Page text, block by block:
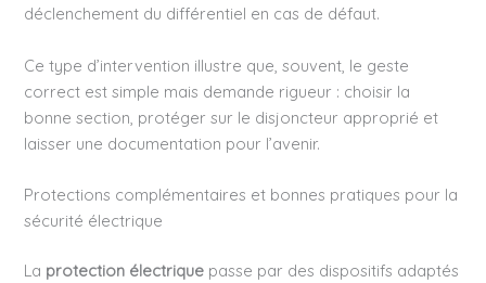
déclenchement du différentiel en cas de défaut.
Ce type d’intervention illustre que, souvent, le geste
correct est simple mais demande rigueur : choisir la
bonne section, protéger sur le disjoncteur approprié et
laisser une documentation pour l’avenir.
Protections complémentaires et bonnes pratiques pour la
sécurité électrique
La protection électrique passe par des dispositifs adaptés